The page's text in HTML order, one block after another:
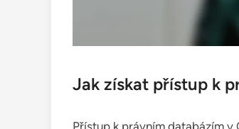
Jak získat přístup k